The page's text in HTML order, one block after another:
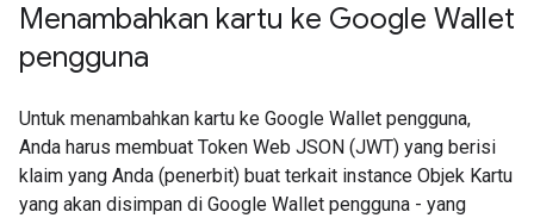
Menambahkan kartu ke Google Wallet
pengguna
Untuk menambahkan kartu ke Google Wallet pengguna,
Anda harus membuat Token Web JSON (JWT) yang berisi
klaim yang Anda (penerbit) buat terkait instance Objek Kartu
yang akan disimpan di Google Wallet pengguna - yang